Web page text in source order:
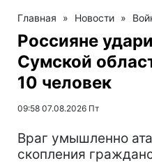
Главная » Новости »
Россияне
Сумской
10 человек
09:58 07.08.2026 Пт
Враг умышленно
скопления